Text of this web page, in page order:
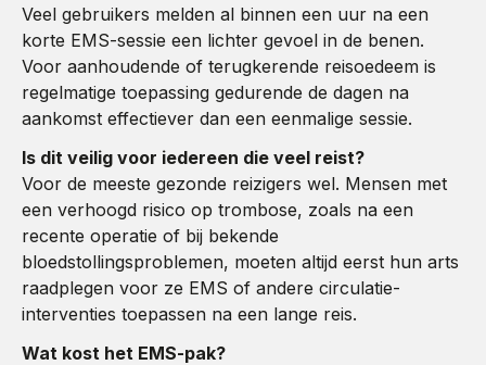
Veel gebruikers melden al binnen een uur na een
korte EMS-sessie een lichter gevoel in de benen.
Voor aanhoudende of terugkerende reisoedeem is
regelmatige toepassing gedurende de dagen na
aankomst effectiever dan een eenmalige sessie.
Is dit veilig voor iedereen die veel reist?
Voor de meeste gezonde reizigers wel. Mensen met
een verhoogd risico op trombose, zoals na een
recente operatie of bij bekende
bloedstollingsproblemen, moeten altijd eerst hun arts
raadplegen voor ze EMS of andere circulatie-
interventies toepassen na een lange reis.
Wat kost het EMS-pak?